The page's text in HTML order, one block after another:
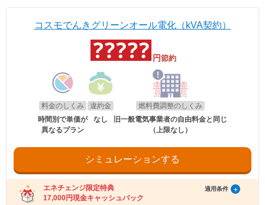
※「@enechange.co.jp および @enechange.jp」からのメールが受信できるよ
う、あらかじめ設定をお願いいたします。
号：北海道財務局長第00002号）の「送金サービス」を利用しております。
以下のお客さまは特典の対象外です。
・エネチェンジのオンラインサービス経由以外から申し込みされた場合。
・既にコスモでんき（特典の対象プラン）をご契約中の場合。
・電気を使用開始した日から12カ月以内に契約を解約された場合。
・電気を使用開始した日から12カ月以内にお引越しされた場合。
・電気を使用開始した日から12カ月以内に特典対象外のプランに契約を変更され
た場合。
・特典のご案内メールに記載されている有効期限内にお受取いただけなかった場
・電気料金の未払いがある場合。
・過去にコスモでんきとご契約されたことがある場合。
※お申込み内容に不足・不備等があり、特典実施期間内に不備等が解消されない
場合は、本特典は適用されません。
※本提供条件書記載事項以外の部分については、コスモ石油マーケティング株式
会社の「電気需給約款」の規定を適用いたします。
ご利用中のすべての方が対象となり、別途お申し込みは不要です。
・2026年8月分〜2026年10月分の料金に適用されます。
・エネチェンジでは、割引額を一律で診断結果に反映しています。
・詳細は、国のHP・請求書や検針票・ご契約中の電力会社・ガス会社
のHPをご確認ください。
※エネチェンジの節約額には上記割引額は含まれておりません。
エネチェンジのオンラインサービス経由で「コスモ
でんき」に申し込んだ方に、キャッシュバックを行
以下の条件をすべて満たしたお客さまが、コスモ石油マーケティング株式会社が
提供する「コスモでんき×エネチェンジ キャッシュバック特典」(以下、「本特
典」とします)の対象となります。
・特典実施期間中に対象プランをエネチェンジのオンラインサービス経由でお申
し込みいただくこと。
・お申し込みから3カ月以内にコスモでんきの供給を開始していること。
・お申し込み時にメールアドレスが入力されていること。
・電気の使用開始日から12カ月間の電気料金支払い額がキャッシュバック金額を
・電気料金の未払いがないこと。
受け取り方法
・適用条件の契約継続期間を達成後2カ月後の月末までに、エネチェンジより特典
きします。
ご利用中のすべての方が対象となり、別途お申し込みは不要です。
・2026年8月分〜2026年10月分の料金に適用されます。
・エネチェンジでは、割引額を一律で診断結果に反映しています。
・詳細は、国のHP・請求書や検針票・ご契約中の電力会社・ガス会社
のHPをご確認ください。
きを新規ご契約いただくと、月々の電気料金が、スタンダード・グリー
ンは500円割引、ポイントプラス・セレクトはdポイント500ポイント割
引になります。（※）EV車両の対象には、EV/PHV/FCV含みます。
・コスモでんきを新規ご契約の方。
・2020年12月21日以降にEV・PHEV・FCVを新車新規登録または
新車新規検査届出されていること。中古車も適用対象となります。
・対象車両1台につき、コスモでんき1契約までの適用。
・EV特別割は、月間使用量が500kWhを超えた月に適用。
※手続き方法
さまセンター（0120-530-155）へご連絡いただくようお願い申し
だいたことと、お申込み日付を電話口でお伝えください。
・コスモでんきお客さまセンターの受付時間は月〜土 9:00～
18:00（日曜祝日・夏期休暇・年末年始除く）です。
コスモでんきグリーンオール電化（kVA契約）
円節約
料金のしくみ
時間別で単価が
異なるプラン
違約金
なし
燃料費調整のしくみ
旧一般電気事業者の自由料金と同じ
（上限なし）
シミュレーションする
エネチェンジ限定特典 適用条件
17,000円現金キャッシュバック